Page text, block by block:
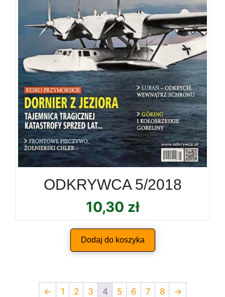
ODKRYWCA 5/2018
10,30 zł
Dodaj do koszyka
← 1 2 3 4 5 6 7 8 →